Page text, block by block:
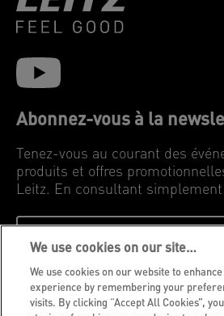
Abonnez-vous à la
Tenez-vous au courant des
produits et offres
Leitz. En consultant
Avis de confidentialité
Cookies
We use cookies on our site…
We use cookies on our website to
experience by remembering your
visits. By clicking “Accept All Cookies”,